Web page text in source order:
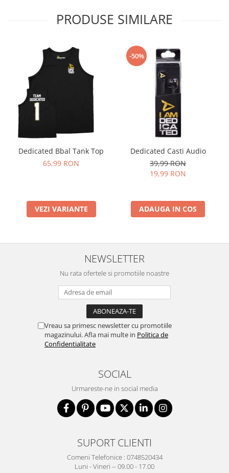
PRODUSE SIMILARE
Dedicated Bbal Tank Top
65,99 RON
VEZI VARIANTE
-50%
Dedicated Casti Audio
39,99 RON
19,99 RON
ADAUGA IN COS
NEWSLETTER
Nu rata ofertele si promotiile noastre
Vreau sa primesc newsletter cu promotiile
magazinului. Afla mai multe in Politica de
Confidentialitate
SOCIAL
Urmareste-ne in social media
SUPORT CLIENTI
Comeni Telefonice : 0748520434
Luni - Vineri -- 09.00 - 17.00